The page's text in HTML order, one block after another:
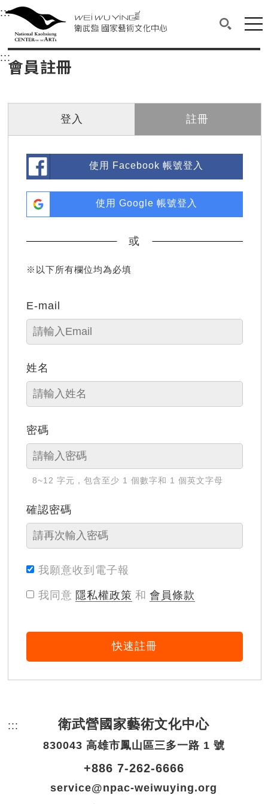
衛武營國家藝術文化中心
中央內容區塊，為本頁主要內容區。
:::選單連結區塊，此區塊列有本網站主要連結。
衛武營國家藝術文化中心
搜尋(開
網
::: 中央內容區塊，為本頁主要內容區。
會員註冊
登入 註冊
使用 Facebook 帳號登入
使用 Google 帳號登入
或
※以下所有欄位均為必填
E-mail
姓名
密碼
8~12 字元，包含至少 1 個數字和 1 個英文字母
確認密碼
我願意收到電子報
我同意 隱私權政策 和 會員條款
快速註冊
::: 頁尾網站資訊。
衛武營國家藝術文化中心
830043 高雄市鳳山區三多一路 1 號
+886 7-262-6666
service@npac-weiwuying.org